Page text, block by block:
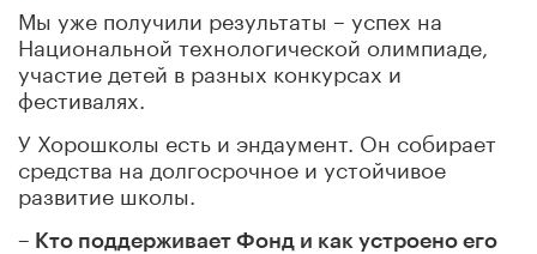
Мы уже получили результаты – успех на
Национальной технологической олимпиаде,
участие детей в разных конкурсах и
фестивалях.
У Хорошколы есть и эндаумент. Он собирает
средства на долгосрочное и устойчивое
развитие школы.
– Кто поддерживает Фонд и как устроено его